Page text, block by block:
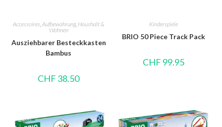
Accessoires Aufbewahrung, Haushalt &
Wohnen
Ausziehbarer Besteckkasten
Bambus
CHF 38.50
Kinderspiele
BRIO 50 Piece Track Pack
CHF 99.95